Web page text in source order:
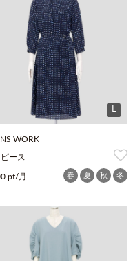
L
WORK
ース
pt/月 春 夏 秋 冬